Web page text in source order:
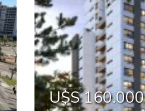
U$S 250.000
U$S 148.000
U$S 160.000